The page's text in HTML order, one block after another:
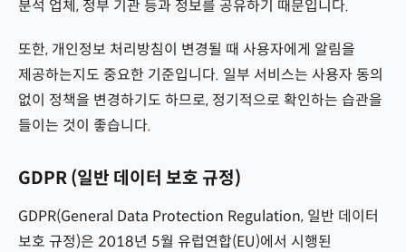
분석 업체, 정부 기관 등과 정보를 공유하기 때문입니다.
또한, 개인정보 처리방침이 변경될 때 사용자에게 알림을
제공하는지도 중요한 기준입니다. 일부 서비스는 사용자 동의
없이 정책을 변경하기도 하므로, 정기적으로 확인하는 습관을
들이는 것이 좋습니다.
GDPR (일반 데이터 보호 규정)
GDPR(General Data Protection Regulation, 일반 데이터
보호 규정)은 2018년 5월 유럽연합(EU)에서 시행된